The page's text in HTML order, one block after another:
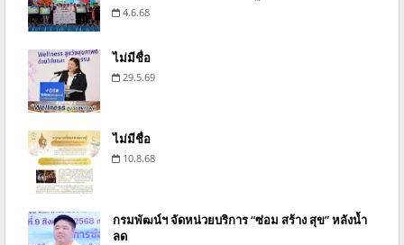
4.6.68
ไม่มีชื่อ
29.5.69
ไม่มีชื่อ
10.8.68
กรมพัฒน์ฯ จัดหน่วยบริการ “ซ่อม สร้าง สุข” หลังน้ำ
ลด